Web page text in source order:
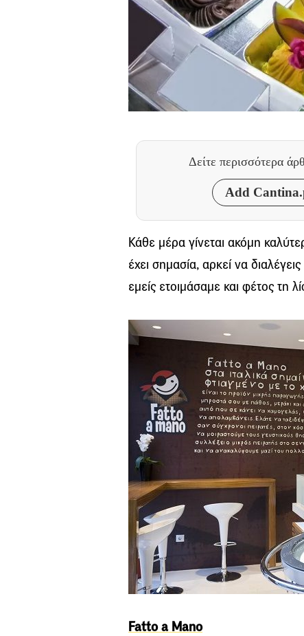
Δείτε περισσότερα
Add
Κάθε μέρα γίνεται ακόμη
έχει σημασία, αρκεί να
εμείς ετοιμάσαμε και φέτος τη
Fatto a Mano